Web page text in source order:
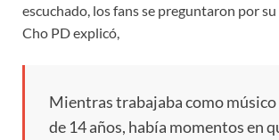
escuchado, los fans se preguntaron por
Cho PD explicó,
Mientras trabajaba como músico
de 14 años, había momentos en